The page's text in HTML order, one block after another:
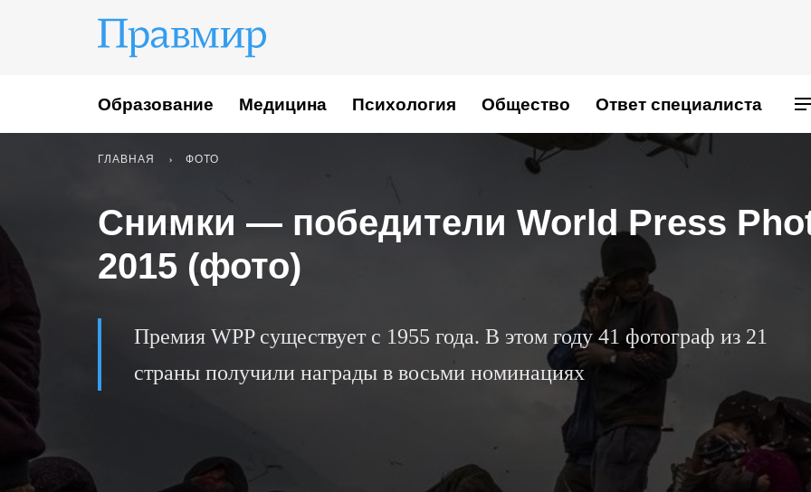
Образование Медицина Психология Общество Ответ специалиста
ГЛАВНАЯ ФОТО
Снимки — победители World Press
2015 (фото)
Премия WPP существует с 1955 года. В этом году 41 фотограф из 21
страны получили награды в восьми номинациях